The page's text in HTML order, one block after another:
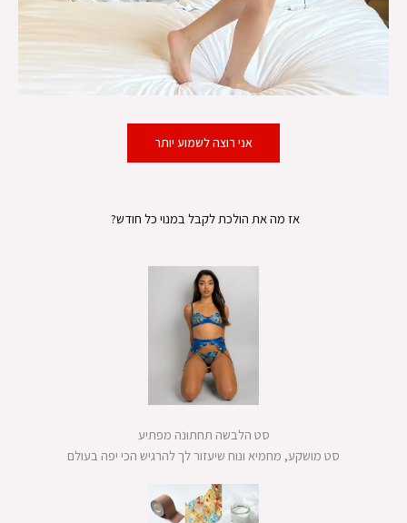
אני רוצה לשמוע יותר
אז מה את הולכת לקבל במנוי כל חודש?
סט הלבשה תחתונה מפתיע
סט מושקע, מחמיא ונוח שיעזור לך להרגיש הכי יפה בעולם